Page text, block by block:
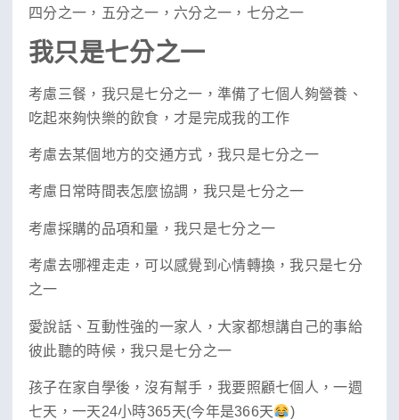
四分之一，五分之一，六分之一，七分之一
我只是七分之一
考慮三餐，我只是七分之一，準備了七個人夠營養、
吃起來夠快樂的飲食，才是完成我的工作
考慮去某個地方的交通方式，我只是七分之一
考慮日常時間表怎麼協調，我只是七分之一
考慮採購的品項和量，我只是七分之一
考慮去哪裡走走，可以感覺到心情轉換，我只是七分
之一
愛說話、互動性強的一家人，大家都想講自己的事給
彼此聽的時候，我只是七分之一
孩子在家自學後，沒有幫手，我要照顧七個人，一週
七天，一天24小時365天(今年是366天
)